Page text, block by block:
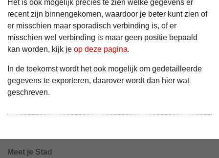
Het is ook mogelijk precies te zien welke gegevens er
recent zijn binnengekomen, waardoor je beter kunt zien of
er misschien maar sporadisch verbinding is, of er
misschien wel verbinding is maar geen positie bepaald
kan worden, kijk je op deze pagina.
In de toekomst wordt het ook mogelijk om gedetailleerde
gegevens te exporteren, daarover wordt dan hier wat
geschreven.
Meet je Stad